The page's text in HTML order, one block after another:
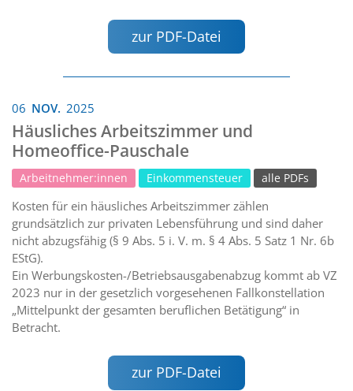
zur PDF-Datei
06 NOV. 2025
Häusliches Arbeitszimmer und
Homeoffice-Pauschale
Arbeitnehmer:innen Einkommensteuer alle PDFs
Kosten für ein häusliches Arbeitszimmer zählen
grundsätzlich zur privaten Lebensführung und sind daher
nicht abzugsfähig (§ 9 Abs. 5 i. V. m. § 4 Abs. 5 Satz 1 Nr. 6b
EStG).
Ein Werbungskosten-/Betriebsausgabenabzug kommt ab VZ
2023 nur in der gesetzlich vorgesehenen Fallkonstellation
„Mittelpunkt der gesamten beruflichen Betätigung“ in
Betracht.
zur PDF-Datei